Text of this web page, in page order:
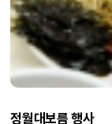
정월대보름 행사